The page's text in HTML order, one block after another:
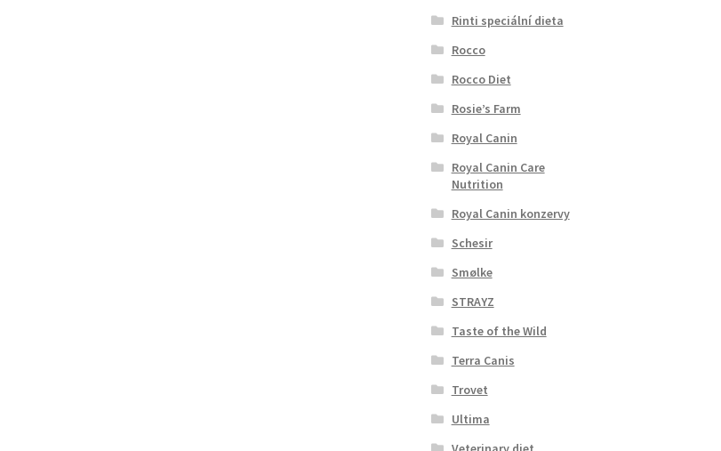
Rinti speciální dieta
Rocco
Rocco Diet
Rosie’s Farm
Royal Canin
Royal Canin Care
Nutrition
Royal Canin konzervy
Schesir
Smølke
STRAYZ
Taste of the Wild
Terra Canis
Trovet
Ultima